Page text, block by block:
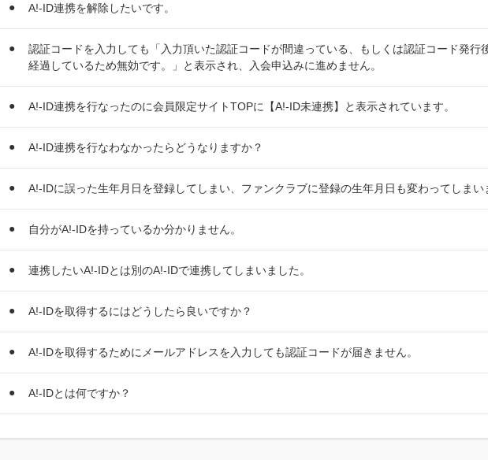
A!-ID連携を解除したいです。
認証コードを入力しても「入力頂いた認証コードが間違っている、もしくは認証コード発行
経過しているため無効です。」と表示され、入会申込みに進めません。
A!-ID連携を行なったのに会員限定サイトTOPに【A!-ID未連携】と表示されています。
A!-ID連携を行なわなかったらどうなりますか？
A!-IDに誤った生年月日を登録してしまい、ファンクラブに登録の生年月日も変わってしまい
自分がA!-IDを持っているか分かりません。
連携したいA!-IDとは別のA!-IDで連携してしまいました。
A!-IDを取得するにはどうしたら良いですか？
A!-IDを取得するためにメールアドレスを入力しても認証コードが届きません。
A!-IDとは何ですか？